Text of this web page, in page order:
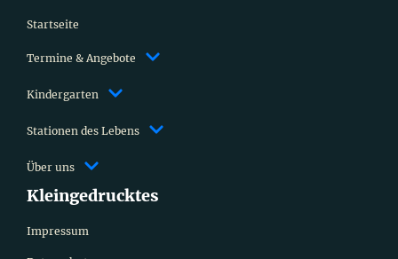
Startseite
Termine & Angebote
Kindergarten
Stationen des Lebens
Über uns
Kleingedrucktes
Impressum